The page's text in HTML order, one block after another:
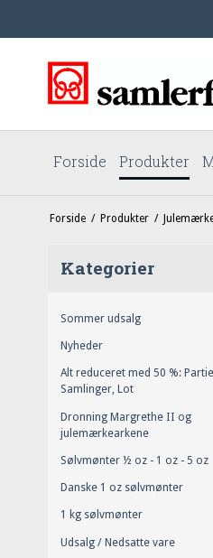
Forside Produkter
Forside / Produkter /
Kategorier
Sommer udsalg
Nyheder
Alt reduceret med 50 %:
Samlinger, Lot
Dronning Margrethe II og
julemærkearkene
Sølvmønter ½ oz - 1 oz - 5 oz
Danske 1 oz sølvmønter
1 kg sølvmønter
Udsalg / Nedsatte vare